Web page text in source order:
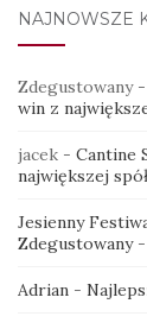
NAJNOWSZE
Zdegustowany-
win z
jacek - Cantine
największej
Jesienny
Zdegustowany-
Adrian -